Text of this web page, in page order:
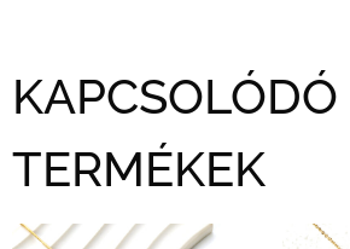
KAPCSOLÓDÓ
TERMÉKEK